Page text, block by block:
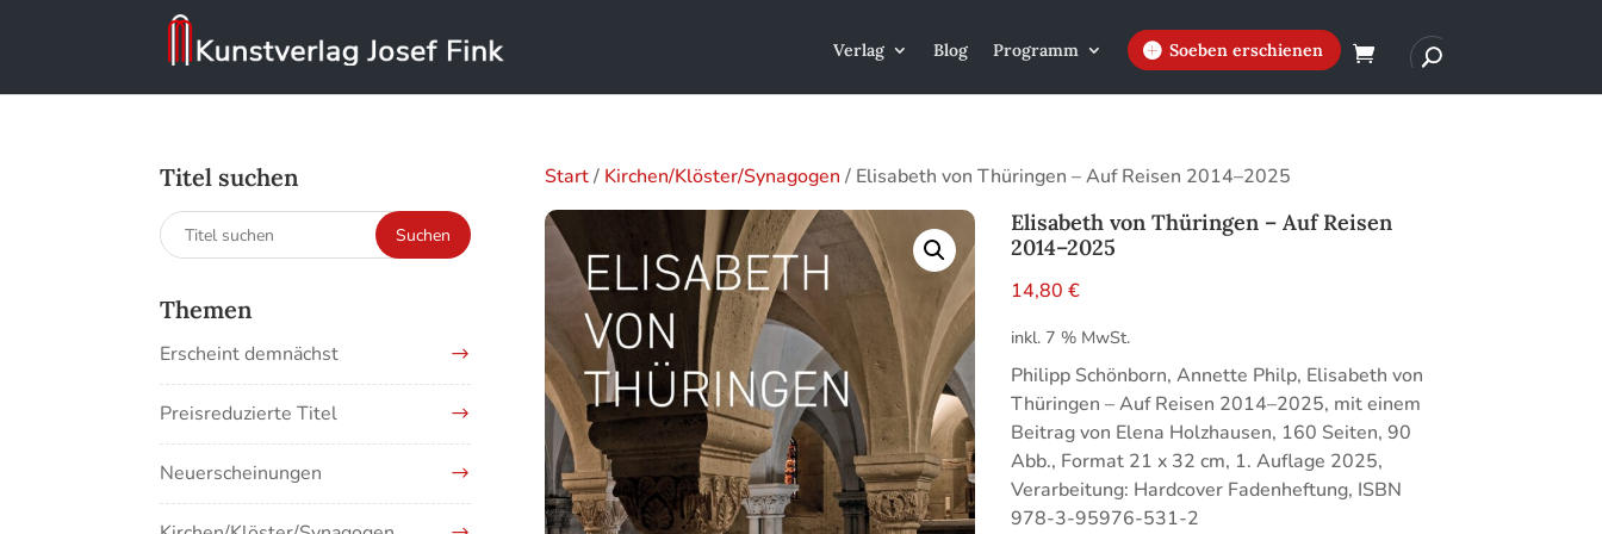
Verlag Blog Programm Soeben erschienen
Start/ Kirchen/Klöster/Synagogen / Elisabeth von Thüringen – Auf Reisen 2014–2025
Elisabeth von Thüringen – Auf Reisen
2014–2025
14,80€
inkl. 7 % MwSt.
Philipp Schönborn, Annette Philp, Elisabeth von
Thüringen – Auf Reisen 2014–2025, mit einem
Beitrag von Elena Holzhausen, 160 Seiten, 90
Abb., Format 21 x 32 cm, 1. Auflage 2025,
Verarbeitung: Hardcover Fadenheftung, ISBN
978-3-95976-531-2
Titel suchen
Suchen
nach:
Suchen
Themen
Erscheint demnächst
Preisreduzierte Titel
Neuerscheinungen